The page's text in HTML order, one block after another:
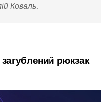
Коваль.
рюкзак